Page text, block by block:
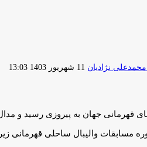
نژادیان ارسال
11 شهریور 1403 13:03
۱۹ سال جهان امروز (یکشنبه یازدهم شهریور) در شهر شانگلو چین پیگیری می‌شود.